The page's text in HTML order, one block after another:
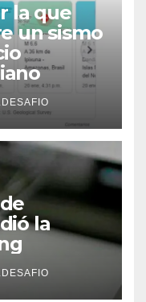
la que
un sismo
la